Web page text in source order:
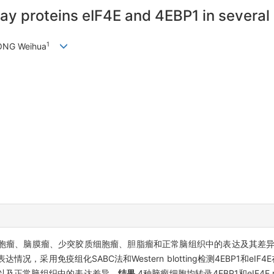
proteins eIF4E and 4EBP1 in
Weihua1
瘤、脑膜瘤、少突胶质细胞瘤、胆脂瘤和正常脑组织中的表达及其差
达情况，采用免疫组化SABC法和Western blotting检测4EBP1和